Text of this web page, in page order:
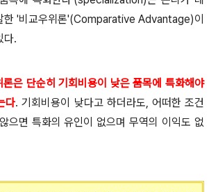
한 '비교우위론'(Comparative Advantage)이
다.
론은 단순히 기회비용이 낮은 품목에 특화해야
다. 기회비용이 낮다고 하더라도, 어떠한 조건
으면 특화의 유인이 없으며 무역의 이익도 없